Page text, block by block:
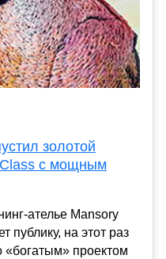
золотой
с мощным
ателье Mansory
публику, на этот раз
проектом